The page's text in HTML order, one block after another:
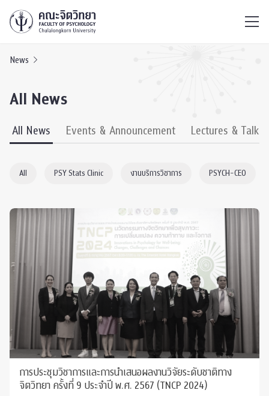
News
All News
All News Events & Announcement Lectures & Talks
All PSY Stats Clinic งานบริการวิชาการ PSYCH-CEO
การประชุมวิชาการและการนำเสนอผลงานวิจัยระดับชาติทาง
จิตวิทยา ครั้งที่ 9 ประจำปี พ.ศ. 2567 (TNCP 2024)